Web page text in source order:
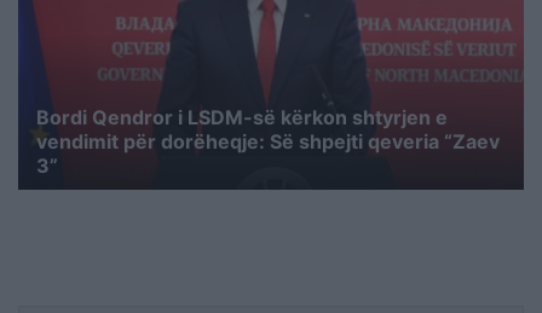
Bordi Qendror i LSDM-së kërkon shtyrjen e
vendimit për dorëheqje: Së shpejti qeveria “Zaev
3”